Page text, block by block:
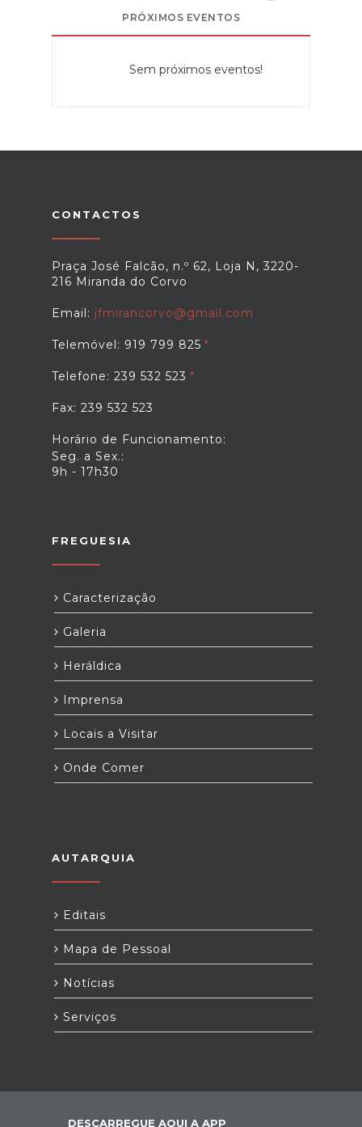
PRÓXIMOS EVENTOS
Sem próximos eventos!
CONTACTOS
Praça José Falcão, n.º 62, Loja N, 3220-
216 Miranda do Corvo
Email: jfmirancorvo@gmail.com
Telemóvel: 919 799 825
Telefone: 239 532 523
Fax: 239 532 523
Horário de Funcionamento:
Seg. a Sex.:
9h - 17h30
FREGUESIA
Caracterização
Galeria
Heráldica
Imprensa
Locais a Visitar
Onde Comer
AUTARQUIA
Editais
Mapa de Pessoal
Notícias
Serviços
DESCARREGUE AQUI A APP